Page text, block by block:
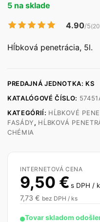
5 na sklade
4.90/5
Hĺbková penetrácia, 5l.
PREDAJNÁ JEDNOTKA: KS
KATALÓGOVÉ ČÍSLO:
KATEGÓRIÍ: HĹBKOVÉ
FASÁDY, HĹBKOVÁ
CHÉMIA
INTERNETOVÁ CENA
9,50 € s DPH /
7,73 € bez DPH / ks
Tovar skladom